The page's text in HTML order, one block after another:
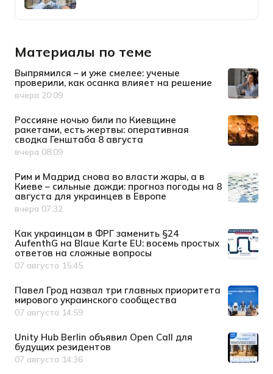
Материалы по теме
Выпрямился – и уже смелее: ученые
проверили, как осанка влияет на решение
Дата публикации
вчера 20:09
Россияне ночью били по Киевщине
ракетами, есть жертвы: оперативная
сводка Генштаба 8 августа
Дата публикации
вчера 08:09
Рим и Мадрид снова во власти жары, а в
Киеве – сильные дожди: прогноз погоды на 8
августа для украинцев в Европе
Дата публикации
вчера 07:32
Как украинцам в ФРГ заменить §24
AufenthG на Blaue Karte EU: восемь простых
ответов на сложные вопросы
Дата публикации
07 августа 15:45
Павел Грод назвал три главных приоритета
мирового украинского сообщества
Дата публикации
07 августа 14:59
Unity Hub Berlin объявил Open Call для
будущих резидентов
Дата публикации
07 августа 14:36